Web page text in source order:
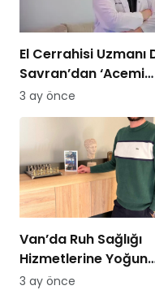
El Cerrahisi Uzmanı
Savran’dan ‘Acemi
Kasap’ Uyarısı!
3 ay önce
Van’da Ruh Sağlığı
Hizmetlerine Yoğun
Talep: “Randevu
3 ay önce